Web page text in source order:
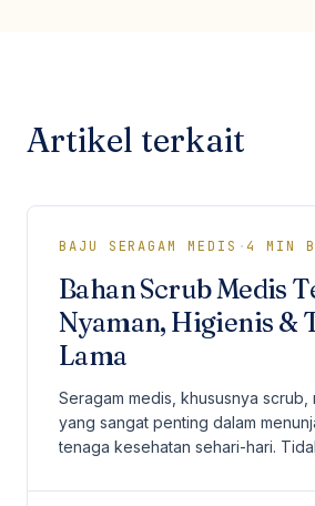
Artikel terkait
BAJU SERAGAM MEDIS ·4 MIN
Bahan Scrub Medis
Nyaman, Higienis &
Lama
Seragam medis, khususnya scrub,
yang sangat penting dalam
tenaga kesehatan sehari-hari.
memberikan...